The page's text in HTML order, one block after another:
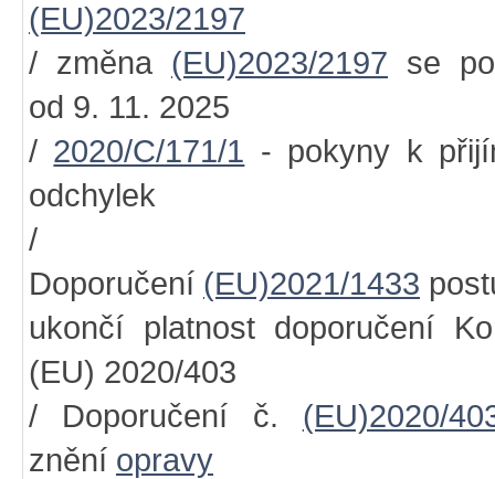
(EU)2023/2197
/ změna (EU)2023/2197 se
od 9. 11. 2025
/ 2020/C/171/1 - pokyny k
odchylek
/
Doporučení (EU)2021/1433
ukončí platnost doporučení
(EU) 2020/403
/ Doporučení č. (EU)2020/
znění opravy